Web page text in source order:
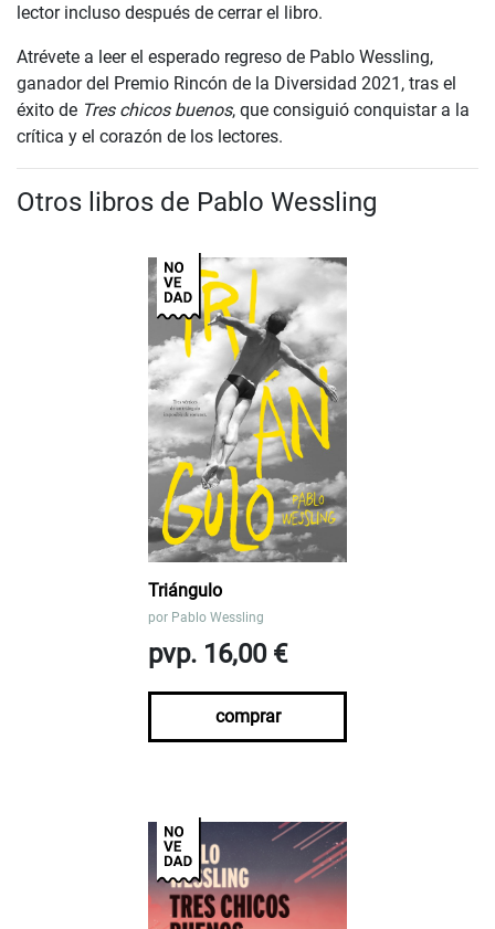
lector incluso después de cerrar el libro.
Atrévete a leer el esperado regreso de Pablo Wessling,
ganador del Premio Rincón de la Diversidad 2021, tras el
éxito de Tres chicos buenos, que consiguió conquistar a la
crítica y el corazón de los lectores.
Otros libros de Pablo Wessling
Triángulo
por Pablo Wessling
pvp. 16,00 €
comprar